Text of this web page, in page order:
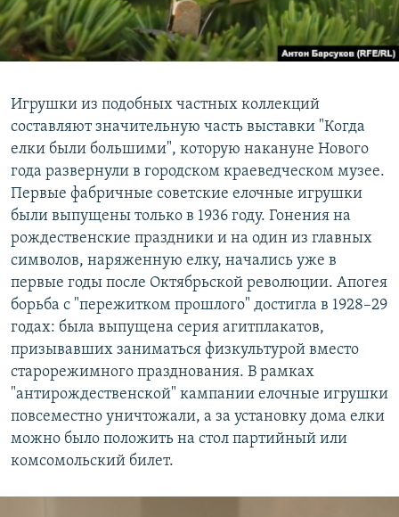
Игрушки из подобных частных коллекций
составляют значительную часть выставки "Когда
елки были большими", которую накануне Нового
года развернули в городском краеведческом музее.
Первые фабричные советские елочные игрушки
были выпущены только в 1936 году. Гонения на
рождественские праздники и на один из главных
символов, наряженную елку, начались уже в
первые годы после Октябрьской революции. Апогея
борьба с "пережитком прошлого" достигла в 1928–29
годах: была выпущена серия агитплакатов,
призывавших заниматься физкультурой вместо
старорежимного празднования. В рамках
"антирождественской" кампании елочные игрушки
повсеместно уничтожали, а за установку дома елки
можно было положить на стол партийный или
комсомольский билет.